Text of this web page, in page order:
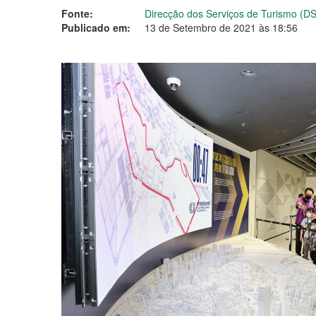
Fonte:
Direcção dos Serviços de Turismo
Publicado em:
13 de Setembro de 2021 às 18:56